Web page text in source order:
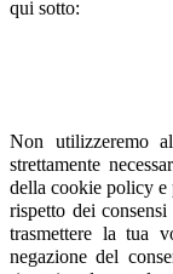
qui sotto:
Non utilizzeremo
strettamente
della cookie policy e
rispetto dei
trasmettere la tua
negazione del